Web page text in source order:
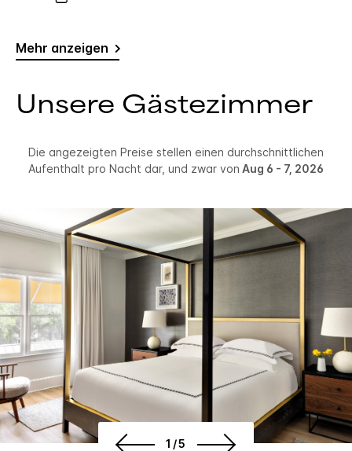
Mehr anzeigen
Unsere Gästezimmer
Die angezeigten Preise stellen einen durchschnittlichen
Aufenthalt pro Nacht dar, und zwar von Aug 6 - 7, 2026
1/5